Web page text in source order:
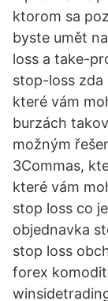
ktorom sa
byste umět
loss a take-
stop-loss
které vám
burzách
možným
3Commas,
které vám
stop loss co
objednavka
stop loss
forex